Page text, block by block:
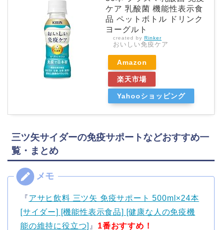
ケア 乳酸菌 機能性表示食
品 ペットボトル ドリンク
ヨーグルト
created by Rinker
おいしい免疫ケア
Amazon
楽天市場
Yahooショッピング
三ツ矢サイダーの免疫サポートなどおすすめ一
覧・まとめ
『アサヒ飲料 三ツ矢 免疫サポート 500ml×24本
[サイダー] [機能性表示食品] [健康な人の免疫機
能の維持に役立つ] 』 1番おすすめ！